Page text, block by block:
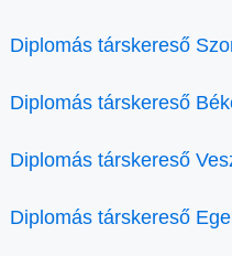
Diplomás társkereső
Diplomás társkereső
Diplomás társkereső
Diplomás társkereső